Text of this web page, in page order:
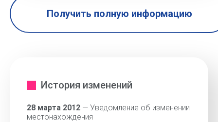
Получить полную информацию
История изменений
28 марта 2012 — Уведомление об изменении
местонахождения